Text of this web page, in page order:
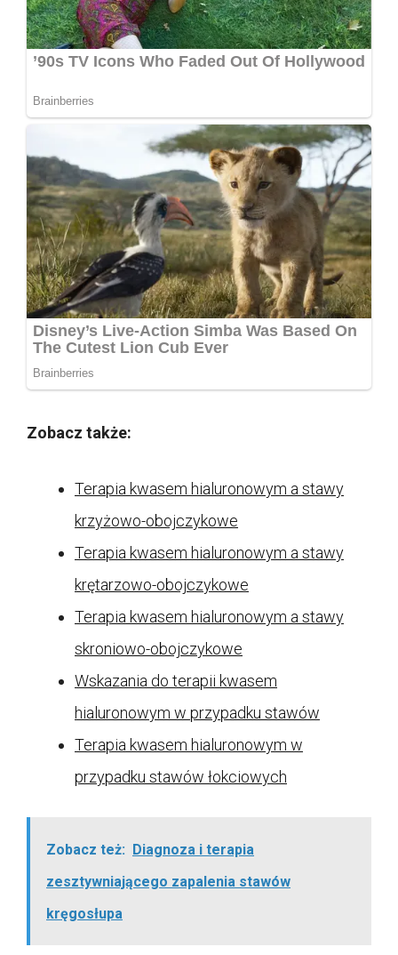
Zobacz także:
Terapia kwasem hialuronowym a stawy
krzyżowo-obojczykowe
Terapia kwasem hialuronowym a stawy
krętarzowo-obojczykowe
Terapia kwasem hialuronowym a stawy
skroniowo-obojczykowe
Wskazania do terapii kwasem
hialuronowym w przypadku stawów
Terapia kwasem hialuronowym w
przypadku stawów łokciowych
Zobacz też:
Diagnoza i terapia
zesztywniającego zapalenia stawów
kręgosłupa